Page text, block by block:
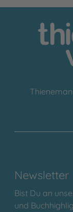
Newsletter
Bist Du an
und